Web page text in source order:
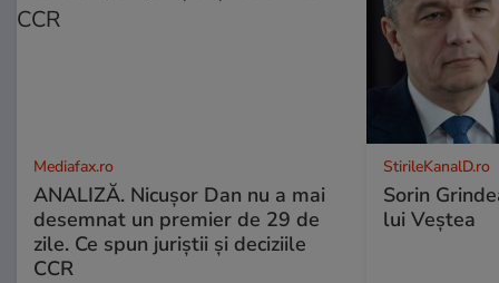
Mediafax.ro
ANALIZĂ. Nicușor Dan nu a mai
desemnat un premier de 29 de
zile. Ce spun juriștii și deciziile
CCR
StirileKanalD.ro
Sorin
lui Veștea